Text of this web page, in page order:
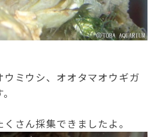
ウミウシ、オオタマオウギガ
さん採集できましたよ。